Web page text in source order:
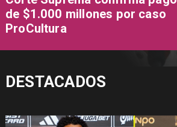
de $1.000 millones por caso
ProCultura
DESTACADOS